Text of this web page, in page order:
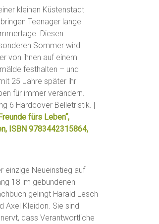
kleinen Küstenstadt
Teenager lange
Diesen
Sommer wird
von ihnen auf einem
festhalten – und
25 Jahre später ihr
für immer verändern.
6 Hardcover Belletristik. |
fürs Leben“,
ISBN 9783442315864,
einzige Neueinstieg auf
18 im gebundenen
gelingt Harald Lesch
Axel Kleidon. Sie sind
dass Verantwortliche